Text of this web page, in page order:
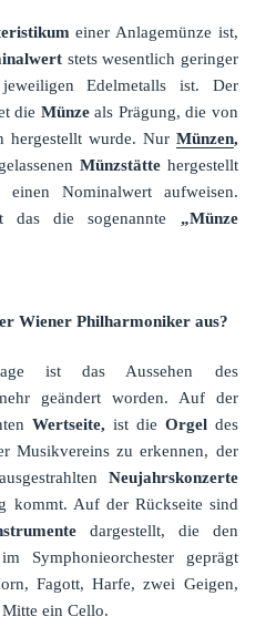
einer Anlagemünze ist,
stets wesentlich geringer
Edelmetalls ist. Der
die Münzeals Prägung, die von
hergestellt wurde. Nur Münzen,
Münzstättehergestellt
Nominalwert aufweisen.
das die sogenannte „Münze
Wiener Philharmoniker aus?
ist das Aussehen des
geändert worden. Auf der
Wertseite, ist die Orgeldes
Musikvereins zu erkennen, der
Neujahrskonzerte
kommt. Auf der Rückseite sind
dargestellt, die den
Symphonieorchester geprägt
Fagott, Harfe, zwei Geigen,
ein Cello.